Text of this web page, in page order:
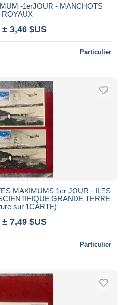
-1erJOUR - MANCHOTS
ROYAUX
± 3,46 $US
Particulier
MAXIMUMS 1er JOUR - ILES
GRANDE TERRE
sur 1CARTE)
± 7,49 $US
Particulier